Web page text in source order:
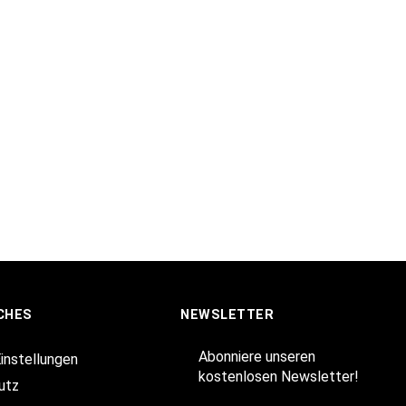
NEWSLETTER
Abonniere unseren
kostenlosen Newsletter!